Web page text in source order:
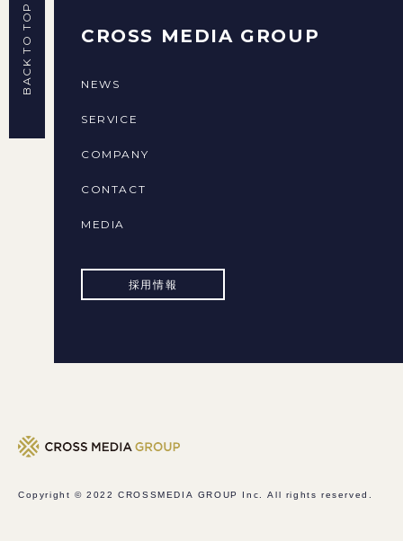
BACK TO TOP CROSS MEDIA GROUP
NEWS
SERVICE
COMPANY
CONTACT
MEDIA
採用情報
Copyright © 2022CROSSMEDIA GROUP Inc. All rights reserved.